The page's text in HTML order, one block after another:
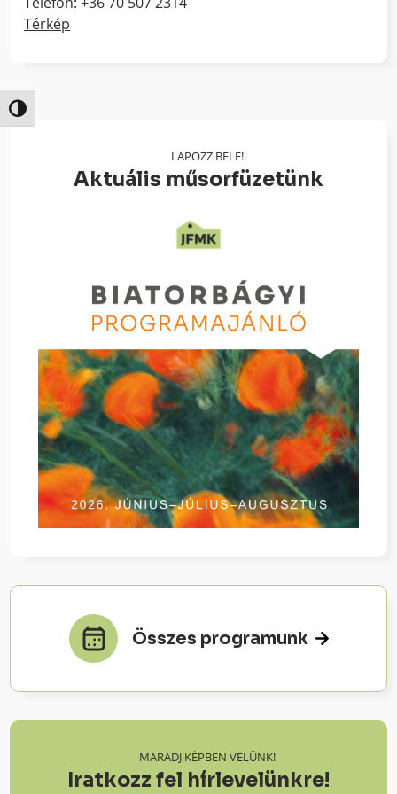
Nagy kontraszt váltása
Térkép
LAPOZZ BELE!
Aktuális műsorfüzetünk
Összes programunk
MARADJ KÉPBEN VELÜNK!
Iratkozz fel hírlevelünkre!